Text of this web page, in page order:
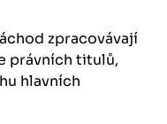
zpracovávají
právních titulů,
hlavních